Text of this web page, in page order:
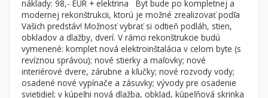
Garsónky
Dvojgarsónky
1-izbové
2-izbové
3-izbové
Vila
Chalupa
náklady: 98,- EUR + elektrina Byt bude po kompletnej a
modernej rekonštrukcii, ktorú je možné zrealizovať podľa
Vašich predstáv! Možnosť vybrať si odtieň podláh, stien,
obkladov a dlažby, dverí. V rámci rekonštrukcie budú
vymenené: komplet nová elektroinštalácia v celom byte (s
revíznou správou); nové stierky a maľovky; nové
interiérové dvere, zárubne a kľučky; nové rozvody vody;
osadené nové vypínače a zásuvky; vývody pre osadenie
svietidiel; v kúpeľni nová dlažba, obklad, kúpeľňová skrinka